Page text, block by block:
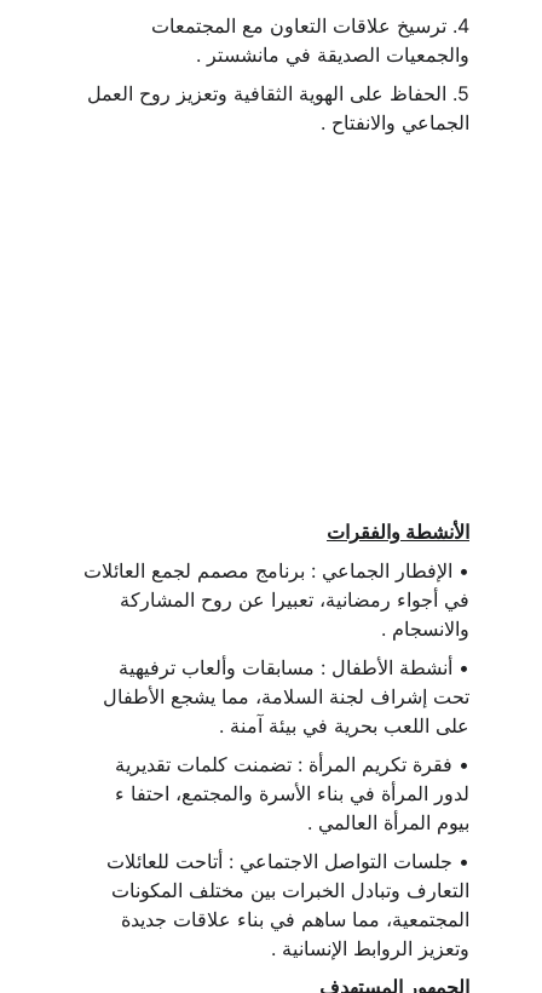
4. ترسيخ علاقات التعاون مع المجتمعات
والجمعيات الصديقة في مانشستر .
5. الحفاظ على الهوية الثقافية وتعزيز روح العمل
الجماعي والانفتاح .
الأنشطة والفقرات
• الإفطار الجماعي : برنامج مصمم لجمع العائلات
في أجواء رمضانية، تعبيرا عن روح المشاركة
والانسجام .
• أنشطة الأطفال : مسابقات وألعاب ترفيهية
تحت إشراف لجنة السلامة، مما يشجع الأطفال
على اللعب بحرية في بيئة آمنة .
• فقرة تكريم المرأة : تضمنت كلمات تقديرية
لدور المرأة في بناء الأسرة والمجتمع، احتفا ء
بيوم المرأة العالمي .
• جلسات التواصل الاجتماعي : أتاحت للعائلات
التعارف وتبادل الخبرات بين مختلف المكونات
المجتمعية، مما ساهم في بناء علاقات جديدة
وتعزيز الروابط الإنسانية .
الجمهور المستهدف